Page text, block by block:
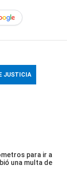
JUSTICIA
para ir a
una multa de